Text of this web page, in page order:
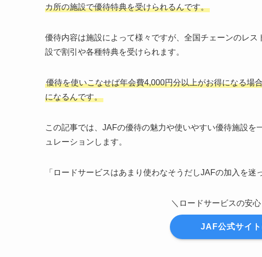
カ所の施設で優待特典を受けられるんです。
優待内容は施設によって様々ですが、全国チェーンのレ
設で割引や各種特典を受けられます。
優待を使いこなせば年会費4,000円分以上がお得になる場
になるんです。
この記事では、JAFの優待の魅力や使いやすい優待施設を
ュレーションします。
「ロードサービスはあまり使わなそうだしJAFの加入を
＼ロードサービスの安
JAF公式サイト